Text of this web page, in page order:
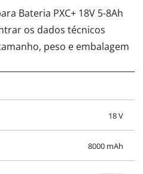
Bateria PXC+ 18V 5-8Ah
os dados técnicos
peso e embalagem
18 V
8000 mAh